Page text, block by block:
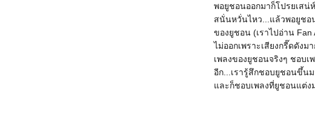
พอยูชอนออกมาก็โปรยเสน่
สนั่นหวั่นไหว...แล้วพอยูชอ
ของยูชอน (เราไปอ่าน
ไม่ออกเพราะเสียงกรี๊ดดัง
เพลงของยูชอนจริงๆ ชอบ
อีก...เรารู้สึกชอบยูชอนขึ้น
ละก็ชอบเพลงที่ยูชอนแต่ง